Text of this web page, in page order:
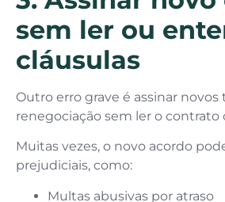
sem ler ou
cláusulas
Outro erro grave é assinar novos
renegociação sem ler o contrato
Muitas vezes, o novo acordo
prejudiciais, como:
Multas abusivas por atraso